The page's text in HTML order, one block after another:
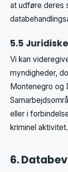
at udføre deres
5.5
Vi kan
myndigheder,
Montenegro og
eller i
kriminel aktivitet.
6.